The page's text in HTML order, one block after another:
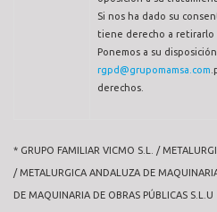
Si nos ha dado su
tiene derecho a retirarlo
Ponemos a su
rgpd@grupomamsa.com
derechos.
* GRUPO FAMILIAR VICMO S.L. /
/ METALURGICA ANDALUZA DE
DE MAQUINARIA DE OBRAS PÚBLICAS S.L.U